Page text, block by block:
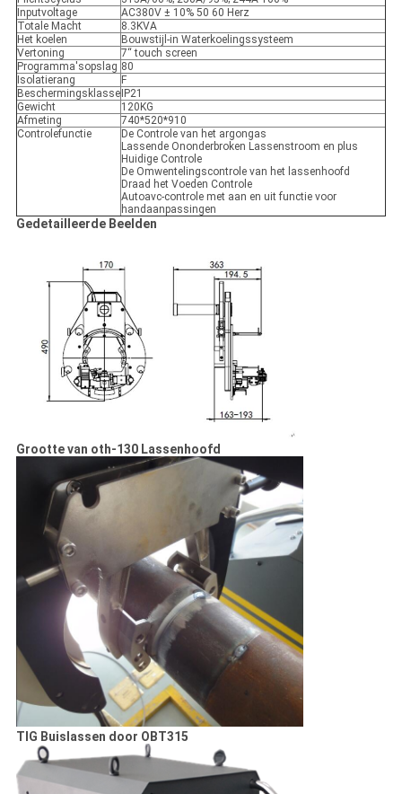
Inputvoltage
AC380V ± 10% 50 60 Herz
Totale Macht
8.3KVA
Het koelen
Bouwstijl-in Waterkoelingssysteem
Vertoning
7“ touch screen
Programma'sopslag 80
Isolatierang
F
Beschermingsklasse IP21
Gewicht
120KG
Afmeting
740*520*910
Controlefunctie
De Controle van het argongas
Lassende Ononderbroken Lassenstroom en plus
Huidige Controle
De Omwentelingscontrole van het lassenhoofd
Draad het Voeden Controle
Autoavc-controle met aan en uit functie voor
handaanpassingen
Gedetailleerde Beelden
Grootte van oth-130 Lassenhoofd
TIG Buislassen door OBT315